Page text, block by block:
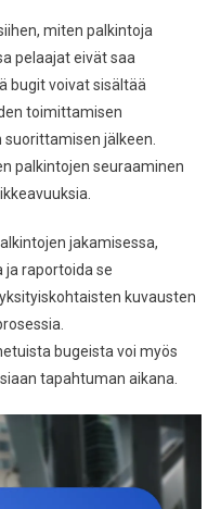
miten palkintoja
pelaajat eivät saa
bugit voivat sisältää
toimittamisen
jälkeen.
palkintojen seuraaminen
jakamisessa,
ja raportoida se
kuvausten
bugeista voi myös
tapahtuman aikana.